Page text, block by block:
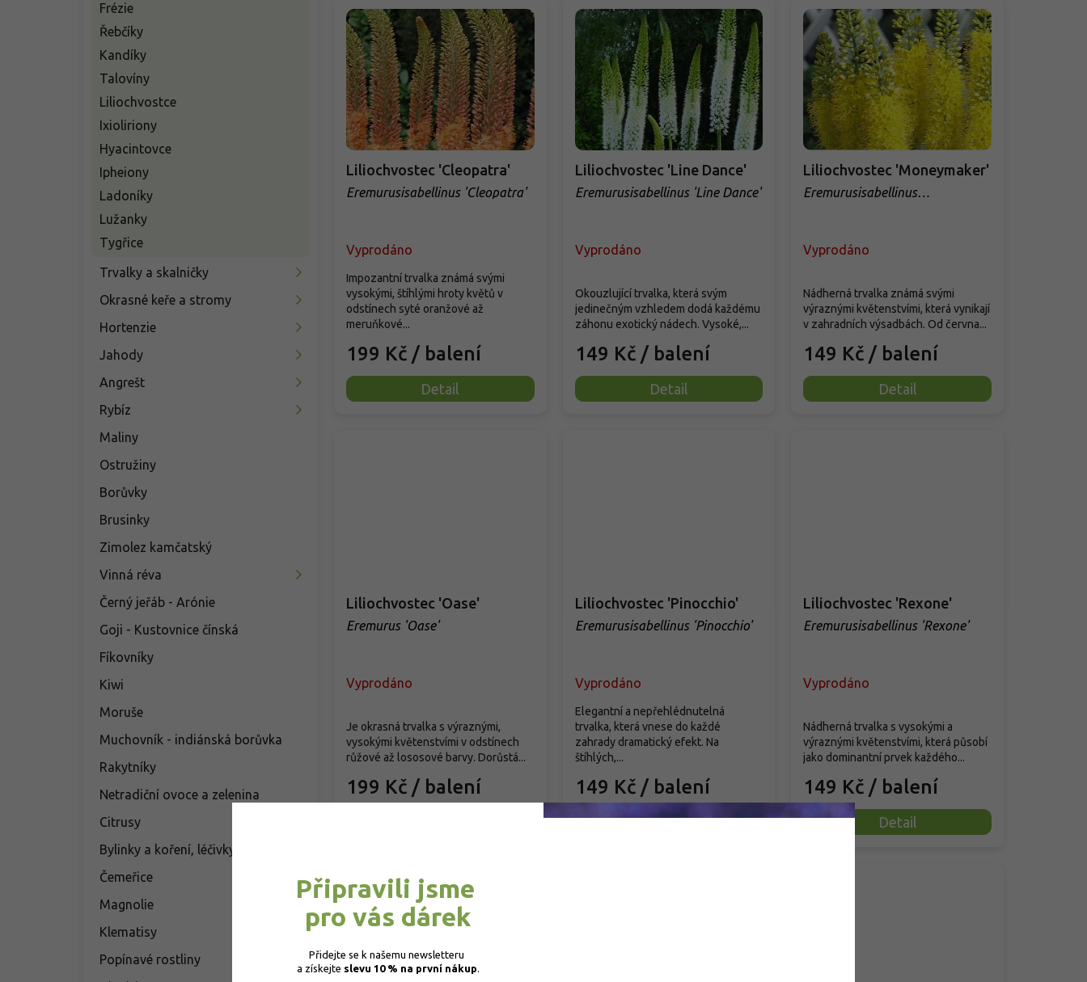
Frézie
Řebčíky
Kandíky
Talovíny
Liliochvostce
Ixioliriony
Hyacintovce
Ipheiony
Ladoníky
Lužanky
Tygřice
Trvalky a skalničky
Okrasné keře a stromy
Hortenzie
Jahody
Angrešt
Rybíz
Maliny
Ostružiny
Borůvky
Brusinky
Zimolez kamčatský
Vinná réva
Černý jeřáb - Arónie
Goji - Kustovnice čínská
Fíkovníky
Kiwi
Moruše
Muchovník - indiánská borůvka
Rakytníky
Netradiční ovoce a zelenina
Citrusy
Bylinky a koření, léčivky
Čemeřice
Magnolie
Klematisy
Popínavé rostliny
Liliochvostec 'Cleopatra'
Eremurusisabellinus 'Cleopatra'
Vyprodáno
199 Kč / balení
Detail
Impozantní trvalka známá svými
vysokými, štíhlými hroty květů v
odstínech syté oranžové až
meruňkové...
Liliochvostec 'Line Dance'
Eremurusisabellinus 'Line Dance'
Vyprodáno
149 Kč / balení
Detail
Okouzlující trvalka, která svým
jedinečným vzhledem dodá každému
záhonu exotický nádech. Vysoké,...
Liliochvostec 'Moneymaker'
Eremurusisabellinus
Vyprodáno
149 Kč / balení
Detail
Nádherná trvalka známá svými
výraznými květenstvími, která vynikají
v zahradních výsadbách. Od června...
Liliochvostec 'Oase'
Eremurus 'Oase'
Vyprodáno
199 Kč / balení
Je okrasná trvalka s výraznými,
vysokými květenstvími v odstínech
růžové až lososové barvy. Dorůstá...
Liliochvostec 'Pinocchio'
Eremurusisabellinus 'Pinocchio'
Vyprodáno
149 Kč / balení
Detail
Elegantní a nepřehlédnutelná
trvalka, která vnese do každé
zahrady dramatický efekt. Na
štíhlých,...
Liliochvostec 'Rexone'
Eremurusisabellinus 'Rexone'
Vyprodáno
149 Kč / balení
Detail
Nádherná trvalka s vysokými a
výraznými květenstvími, která působí
jako dominantní prvek každého...
Připravili jsme
pro vás dárek
Přidejte se k našemu newsletteru
a získejte slevu 10 % na první nákup.